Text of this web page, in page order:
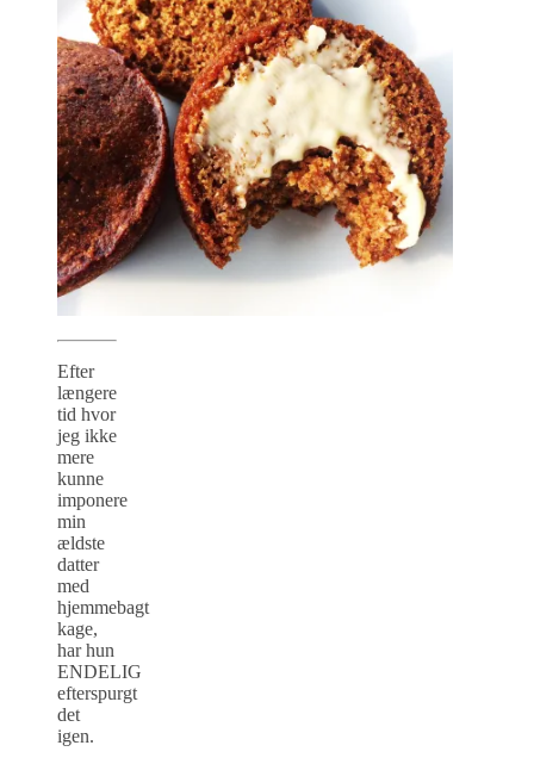
Efter
længere
tid hvor
jeg ikke
mere
kunne
imponere
min
ældste
datter
med
hjemmebagt
kage,
har hun
ENDELIG
efterspurgt
det
igen.